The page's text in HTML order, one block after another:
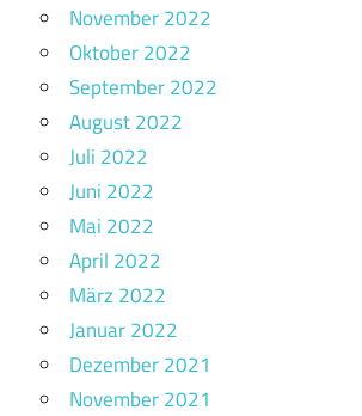
November 2022
Oktober 2022
September 2022
August 2022
Juli 2022
Juni 2022
Mai 2022
April 2022
März 2022
Januar 2022
Dezember 2021
November 2021